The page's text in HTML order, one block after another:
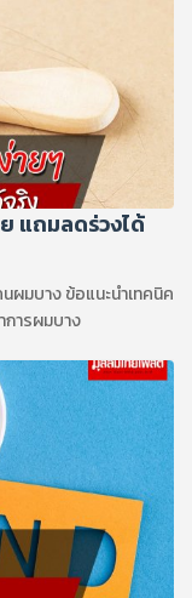
แถมลดร่วงได้
มบาง ข้อแนะนำเทคนิค
ารผมบาง